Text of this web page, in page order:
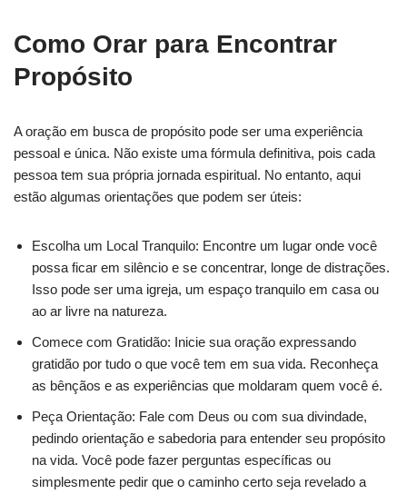
Como Orar para Encontrar
Propósito
A oração em busca de propósito pode ser uma experiência
pessoal e única. Não existe uma fórmula definitiva, pois cada
pessoa tem sua própria jornada espiritual. No entanto, aqui
estão algumas orientações que podem ser úteis:
Escolha um Local Tranquilo: Encontre um lugar onde você
possa ficar em silêncio e se concentrar, longe de distrações.
Isso pode ser uma igreja, um espaço tranquilo em casa ou
ao ar livre na natureza.
Comece com Gratidão: Inicie sua oração expressando
gratidão por tudo o que você tem em sua vida. Reconheça
as bênçãos e as experiências que moldaram quem você é.
Peça Orientação: Fale com Deus ou com sua divindade,
pedindo orientação e sabedoria para entender seu propósito
na vida. Você pode fazer perguntas específicas ou
simplesmente pedir que o caminho certo seja revelado a